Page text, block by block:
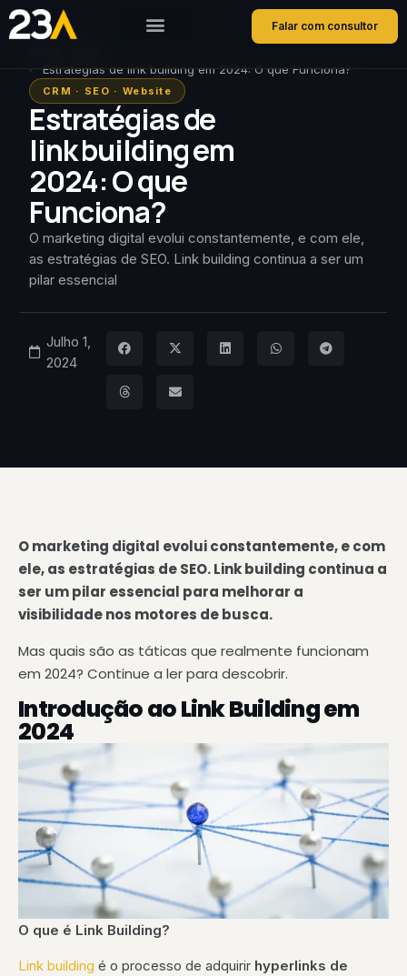
Falar com consultor
Estratégias de link building em 2024: O que Funciona?
CRM · SEO · Website
Estratégias de
link building em
2024: O que
Funciona?
O marketing digital evolui constantemente, e com ele,
as estratégias de SEO. Link building continua a ser um
pilar essencial
Julho 1,
2024
O marketing digital evolui constantemente, e com
ele, as estratégias de SEO. Link building continua a
ser um pilar essencial para melhorar a
visibilidade nos motores de busca.
Mas quais são as táticas que realmente funcionam
em 2024? Continue a ler para descobrir.
Introdução ao Link Building em
2024
O que é Link Building?
Link building é o processo de adquirir hyperlinks de